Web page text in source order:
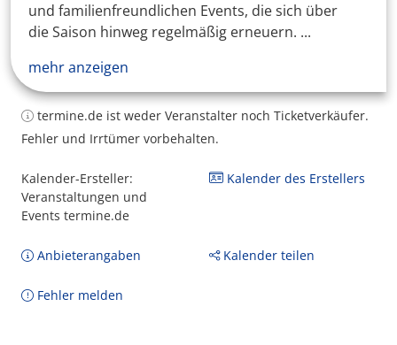
und familienfreundlichen Events, die sich über
die Saison hinweg regelmäßig erneuern. ...
mehr anzeigen
termine.de ist weder Veranstalter noch Ticketverkäufer.
Fehler und Irrtümer vorbehalten.
Kalender-Ersteller:
Veranstaltungen und
Events termine.de
Kalender des Erstellers
Anbieterangaben Kalender teilen
Fehler melden